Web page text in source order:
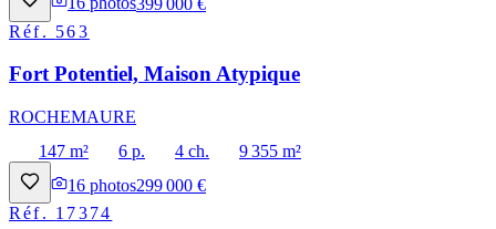
Réf. 563
Fort Potentiel, Maison Atypique
ROCHEMAURE
147 m²
6 p. 4 ch.
9 355 m²
16 photos299 000 €
Réf. 17374